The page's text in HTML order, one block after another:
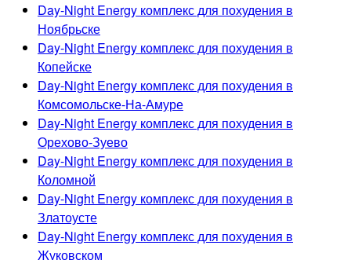
Day-Night Energy комплекс для похудения в
Ноябрьске
Day-Night Energy комплекс для похудения в
Копейске
Day-Night Energy комплекс для похудения в
Комсомольске-На-Амуре
Day-Night Energy комплекс для похудения в
Орехово-Зуево
Day-Night Energy комплекс для похудения в
Коломной
Day-Night Energy комплекс для похудения в
Златоусте
Day-Night Energy комплекс для похудения в
Жуковском